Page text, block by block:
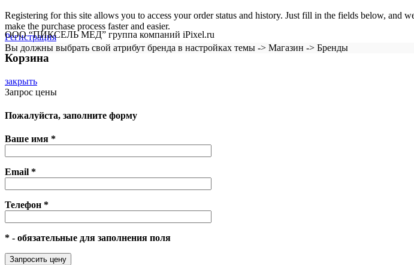
Registering for this site allows you to access your order status and history. Just fill in the fields below,
make the purchase process faster and easier.
Регистрация
Вы должны выбрать свой атрибут бренда в настройках темы -> Магазин -> Бренды
ООО “ПИКСЕЛЬ МЕД” группа компаний iPixel.ru
Корзина
закрыть
Запрос цены
Пожалуйста, заполните форму
Ваше имя *
Email *
Телефон *
* - обязательные для заполнения поля